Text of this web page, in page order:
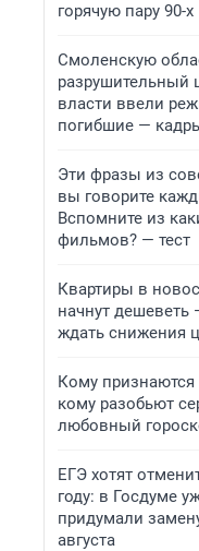
горячую пару 90-х
Смоленскую
разрушительный
власти ввели
погибшие —
Эти фразы из
вы говорите
Вспомните из
фильмов? — тест
Квартиры в
начнут дешеветь
ждать снижения
Кому
кому разобьют
любовный
ЕГЭ хотят
году: в Госдуме
придумали
августа